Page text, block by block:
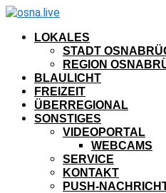
LOKALES
STADT
REGION
BLAULICHT
FREIZEIT
ÜBERREGIONAL
SONSTIGES
VIDEOPORTAL
WEBCAMS
SERVICE
KONTAKT
PUSH-